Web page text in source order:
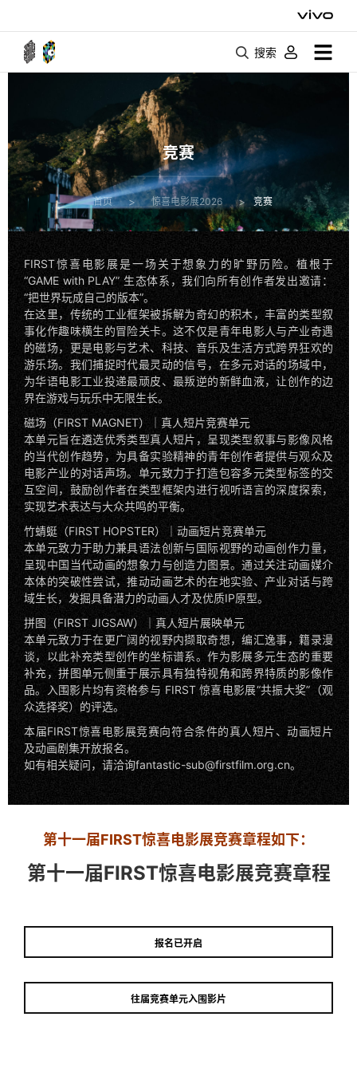
搜索
竞赛
首页 > 惊喜电影展2026 > 竞赛
FIRST惊喜电影展是一场关于想象力的旷野历险。植根于
“GAME with PLAY” 生态体系，我们向所有创作者发出邀请：
“把世界玩成自己的版本”。
在这里，传统的工业框架被拆解为奇幻的积木，丰富的类型叙
事化作趣味横生的冒险关卡。这不仅是青年电影人与产业奇遇
的磁场，更是电影与艺术、科技、音乐及生活方式跨界狂欢的
游乐场。我们捕捉时代最灵动的信号，在多元对话的场域中，
为华语电影工业投递最顽皮、最叛逆的新鲜血液，让创作的边
界在游戏与玩乐中无限生长。
磁场（FIRST MAGNET）｜真人短片竞赛单元
本单元旨在遴选优秀类型真人短片，呈现类型叙事与影像风格
的当代创作趋势，为具备实验精神的青年创作者提供与观众及
电影产业的对话声场。单元致力于打造包容多元类型标签的交
互空间，鼓励创作者在类型框架内进行视听语言的深度探索，
实现艺术表达与大众共鸣的平衡。
竹蜻蜓（FIRST HOPSTER）｜动画短片竞赛单元
本单元致力于助力兼具语法创新与国际视野的动画创作力量，
呈现中国当代动画的想象力与创造力图景。通过关注动画媒介
本体的突破性尝试，推动动画艺术的在地实验、产业对话与跨
域生长，发掘具备潜力的动画人才及优质IP原型。
拼图（FIRST JIGSAW）｜真人短片展映单元
本单元致力于在更广阔的视野内撷取奇想，编汇逸事，籍录漫
谈，以此补充类型创作的坐标谱系。作为影展多元生态的重要
补充，拼图单元侧重于展示具有独特视角和跨界特质的影像作
品。入围影片均有资格参与 FIRST 惊喜电影展“共振大奖”（观
众选择奖）的评选。
本届FIRST惊喜电影展竞赛向符合条件的真人短片、动画短片
及动画剧集开放报名。
如有相关疑问，请洽询fantastic-sub@firstfilm.org.cn。
第十一届FIRST惊喜电影展竞赛章程如下：
第十一届FIRST惊喜电影展竞赛章程
报名已开启
往届竞赛单元入围影片